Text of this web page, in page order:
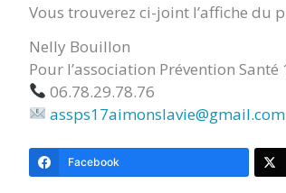
Vous trouverez ci-joint l’affiche du
Nelly Bouillon
Pour l’association Prévention Santé
06.78.29.78.76
assps17aimonslavie@gmail.com
Facebook